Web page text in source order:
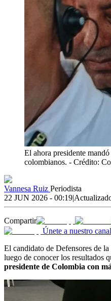
El ahora presidente
colombianos. - Crédito:
Vannesa Ruiz Periodista
22 JUN 2026 - 00:19|
Compartir
Únete a nuestro canal
El candidato de Defensores de
luego de conocer los resultados
presidente de Colombia con